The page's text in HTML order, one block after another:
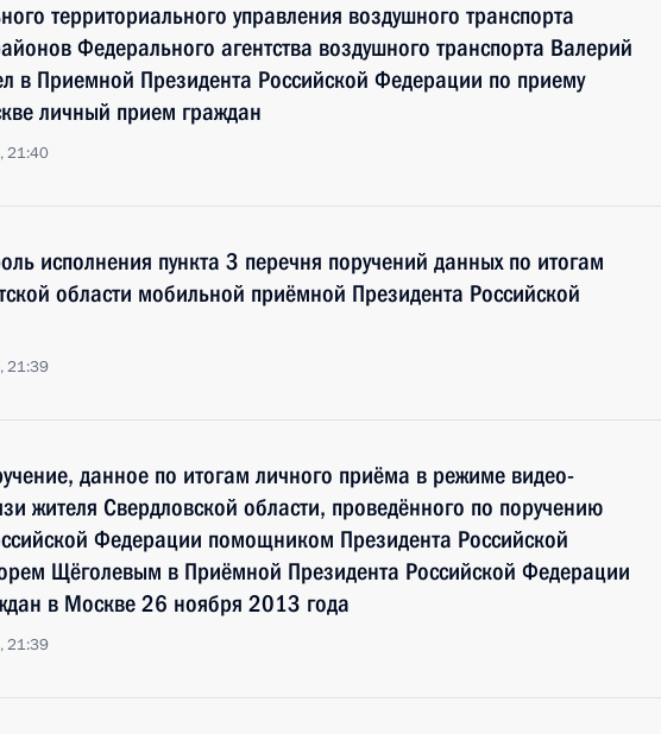
территориального управления воздушного транспорта
Федерального агентства воздушного транспорта Валерий
в Приемной Президента Российской Федерации по приему
личный прием граждан
21:40
исполнения пункта 3 перечня поручений данных по итогам
области мобильной приёмной Президента Российской
21:39
данное по итогам личного приёма в режиме видео-
жителя Свердловской области, проведённого по поручению
Федерации помощником Президента Российской
Щёголевым в Приёмной Президента Российской Федерации
в Москве 26 ноября 2013 года
21:39